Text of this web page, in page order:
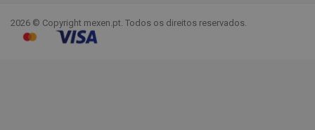
2026 © Copyright mexen.pt. Todos os direitos reservados.